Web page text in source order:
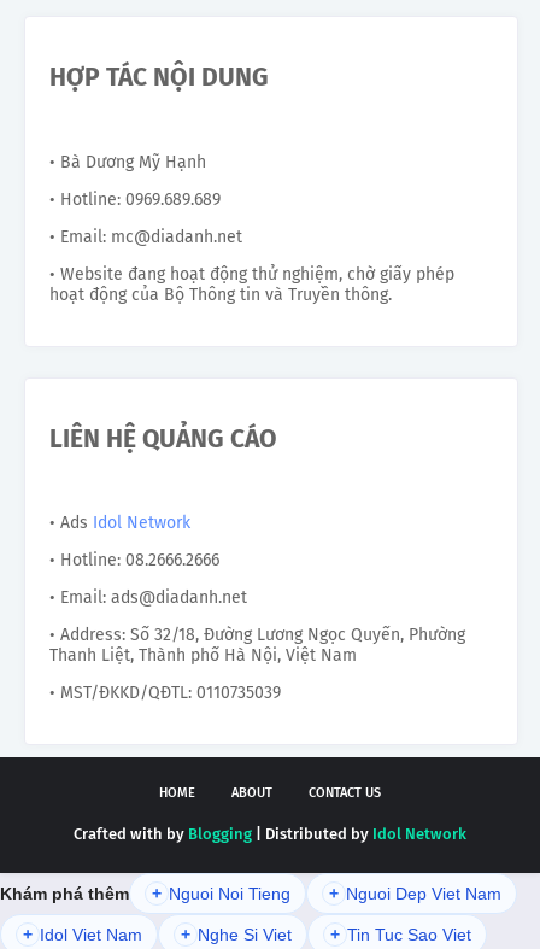
HỢP TÁC NỘI DUNG
• Bà Dương Mỹ Hạnh
• Hotline: 0969.689.689
• Email: mc@diadanh.net
• Website đang hoạt động thử nghiệm, chờ giấy phép
hoạt động của Bộ Thông tin và Truyền thông.
LIÊN HỆ QUẢNG CÁO
• Ads Idol Network
• Hotline: 08.2666.2666
• Email: ads@diadanh.net
• Address: Số 32/18, Đường Lương Ngọc Quyến, Phường
Thanh Liệt, Thành phố Hà Nội, Việt Nam
• MST/ĐKKD/QĐTL: 0110735039
HOME ABOUT CONTACT US
Crafted with by Blogging | Distributed by Idol Network
Khám phá thêm + Nguoi Noi Tieng + Nguoi Dep Viet Nam
+ Idol Viet Nam + Nghe Si Viet + Tin Tuc Sao Viet